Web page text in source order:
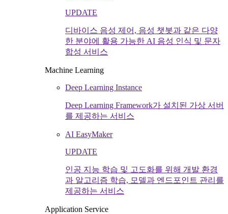
UPDATE
디바이스 음성 제어, 음성 챗봇과 같은 다양
한 분야에 활용 가능한 AI 음성 인식 및 문자
합성 서비스
Machine Learning
Deep Learning Instance
Deep Learning Framework가 설치된 가상 서버
를 제공하는 서비스
AI EasyMaker
UPDATE
인공 지능 학습 및 고도화를 위해 개발 환경
과 알고리즘 학습, 모델과 엔드포인트 관리를
제공하는 서비스
Application Service